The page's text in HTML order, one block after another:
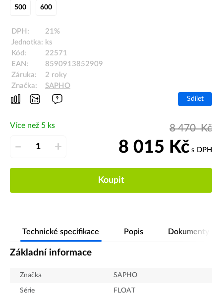
500 600
DPH:
21%
Jednotka: ks
Kód:
22571
EAN:
8590913852909
Záruka:
2 roky
Značka:
SAPHO
Sdílet
Více než 5 ks
– +
8 470Kč
8 015 Kč s DPH
Koupit
Technické specifikace Popis Dokumenty
Základní informace
Značka SAPHO
Série FLOAT